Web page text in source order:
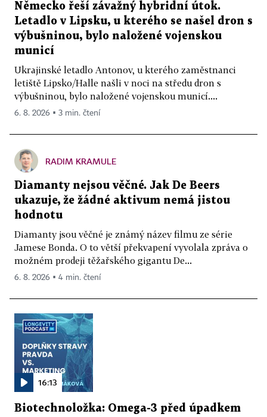
Německo řeší závažný hybridní útok.
Letadlo v Lipsku, u kterého se našel dron s
výbušninou, bylo naložené vojenskou
municí
Ukrajinské letadlo Antonov, u kterého zaměstnanci
letiště Lipsko/Halle našli v noci na středu dron s
výbušninou, bylo naložené vojenskou municí....
6. 8. 2026 ▪ 3 min. čtení
RADIM KRAMULE
Diamanty nejsou věčné. Jak De Beers
ukazuje, že žádné aktivum nemá jistou
hodnotu
Diamanty jsou věčné je známý název filmu ze série
Jamese Bonda. O to větší překvapení vyvolala zpráva o
možném prodeji těžařského gigantu De...
6. 8. 2026 ▪ 4 min. čtení
16:13
Biotechnoložka: Omega-3 před úpadkem